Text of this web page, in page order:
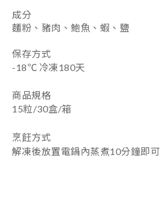
成分
麵粉、豬肉、鮑魚、蝦、鹽
保存方式
-18℃ 冷凍180天
商品規格
15粒/30盒/箱
烹飪方式
解凍後放置電鍋內蒸煮10分鐘即可